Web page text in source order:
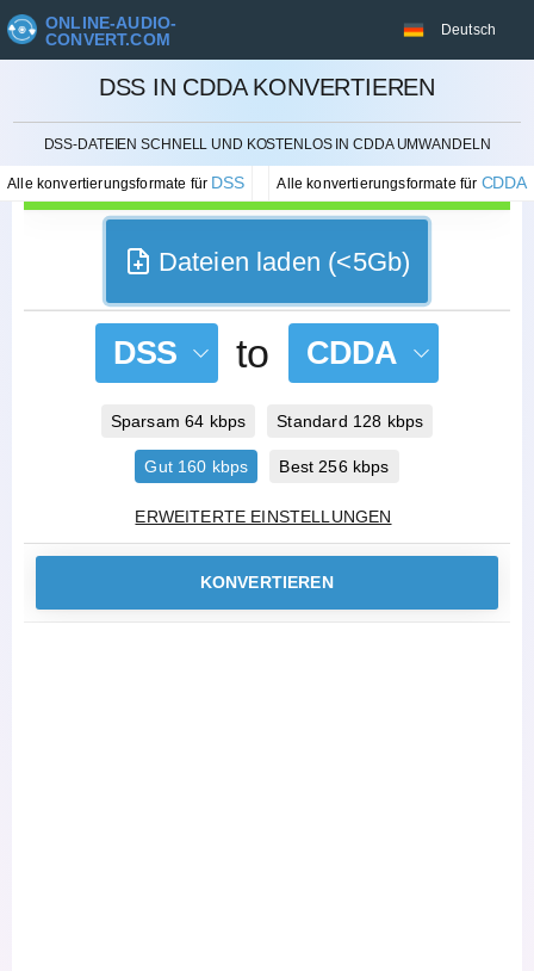
ONLINE-AUDIO-
CONVERT.COM
Deutsch
DSS IN CDDA KONVERTIEREN
DSS-DATEIEN SCHNELL UND KOSTENLOS IN CDDA UMWANDELN
Alle konvertierungsformate für DSS Alle konvertierungsformate für CDDA
STORNIEREN
Dateien laden (<5Gb)
DSS to CDDA
Sparsam 64 kbps Standard 128 kbps
Gut 160 kbps Best 256 kbps
ERWEITERTE EINSTELLUNGEN
KONVERTIEREN